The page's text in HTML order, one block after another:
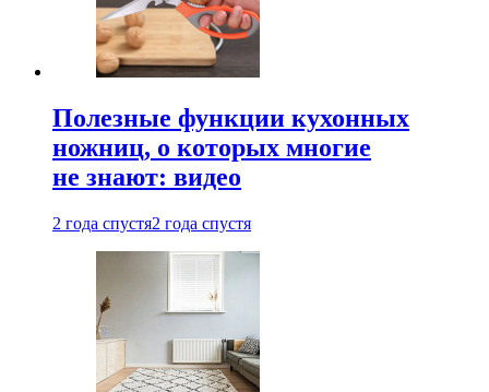
Полезные функции кухонных
ножниц, о которых многие
не знают: видео
2 года спустя2 года спустя